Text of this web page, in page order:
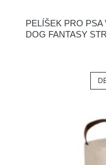
PELÍŠEK PRO
DOG FANTASY